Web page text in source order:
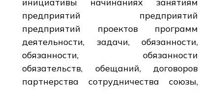
предприятий предприятий
предприятий проектов программ
деятельности, задачи, обязанности,
обязанности, обязанности
обязательств, обещаний, договоров
партнерства сотрудничества союзы,